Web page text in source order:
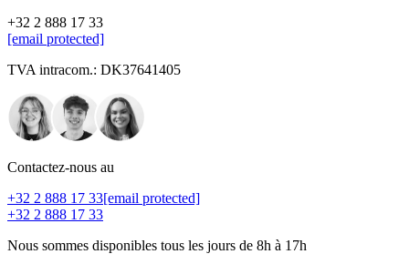
+32 2 888 17 33
[email protected]
TVA intracom.: DK37641405
Contactez-nous au
+32 2 888 17 33[email protected]
+32 2 888 17 33
Nous sommes disponibles tous les jours de 8h à 17h